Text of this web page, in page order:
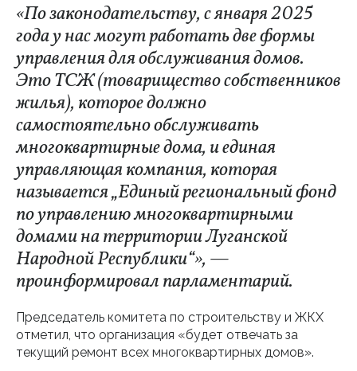
«По законодательству, с января 2025
года у нас могут работать две формы
управления для обслуживания домов.
Это ТСЖ (товарищество собственников
жилья), которое должно
самостоятельно обслуживать
многоквартирные дома, и единая
управляющая компания, которая
называется „Единый региональный фонд
по управлению многоквартирными
домами на территории Луганской
Народной Республики“», —
проинформировал парламентарий.
Председатель комитета по строительству и ЖКХ
отметил, что организация «будет отвечать за
текущий ремонт всех многоквартирных домов».